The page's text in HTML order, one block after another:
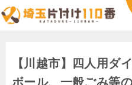
【川越市】四人用ダ
ボール、一般ごみ等